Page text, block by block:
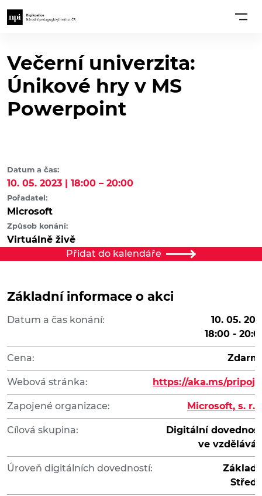
Večerní univerzita:
Únikové hry v MS
Powerpoint
Datum a čas:
10. 05. 2023 | 18:00 – 20:00
Pořadatel:
Microsoft
Způsob konání:
Virtuálně živě
Přidat do kalendáře
Základní informace o akci
Datum a čas konání:
10. 05.
18:00 -
Cena:
Webová stránka: https://aka.ms/
Zapojené organizace: Microsoft, s. r.
Cílová skupina:
Digitální
ve
Úroveň digitálních dovedností: